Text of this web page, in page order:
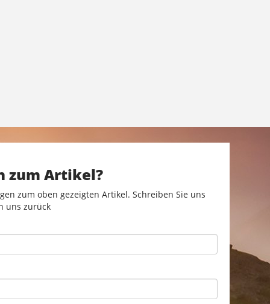
zum Artikel?
zum oben gezeigten Artikel. Schreiben Sie uns
uns zurück